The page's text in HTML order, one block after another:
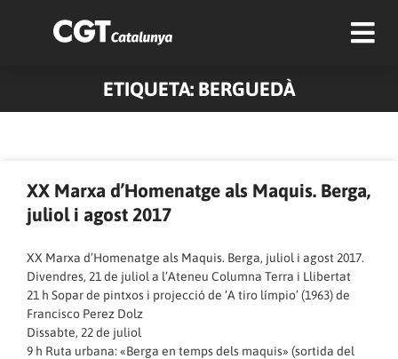
ETIQUETA: BERGUEDÀ
XX Marxa d’Homenatge als Maquis. Berga,
juliol i agost 2017
XX Marxa d’Homenatge als Maquis. Berga, juliol i agost 2017.
Divendres, 21 de juliol a l’Ateneu Columna Terra i Llibertat
21 h Sopar de pintxos i projecció de ‘A tiro límpio’ (1963) de
Francisco Perez Dolz
Dissabte, 22 de juliol
9 h Ruta urbana: «Berga en temps dels maquis» (sortida del